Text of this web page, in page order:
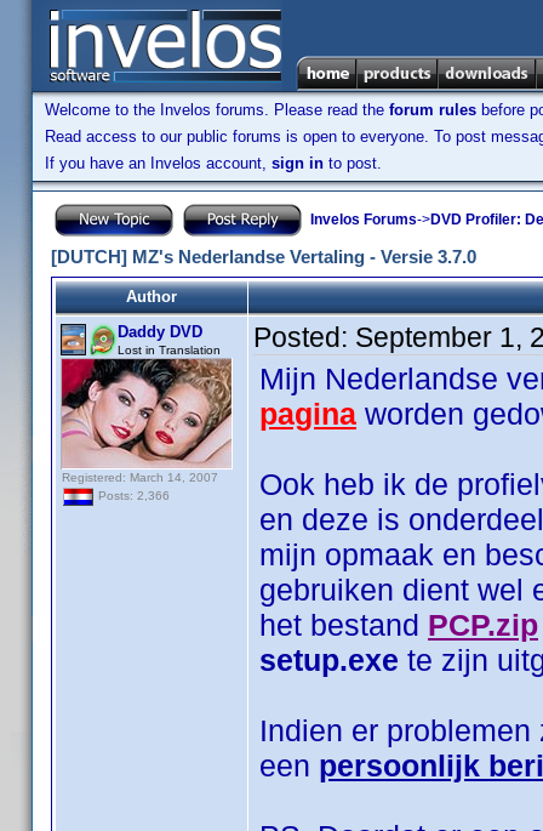
Welcome to the Invelos forums. Please read the forum rules before
Read access to our public forums is open to everyone. To post
If you have an Invelos account, sign in to post.
Invelos Forums->DVD Profiler:
[DUTCH] MZ's Nederlandse Vertaling - Versie 3.7.0
Author
Daddy DVD
Lost in Translation
Registered: March 14, 2007
Posts: 2,366
Posted: September 1,
Mijn Nederlandse
pagina worden
Ook heb ik de
en deze is
mijn opmaak en
gebruiken dient wel
het bestand PCP.zip
setup.exe te zijn
Indien er
een persoonlijk